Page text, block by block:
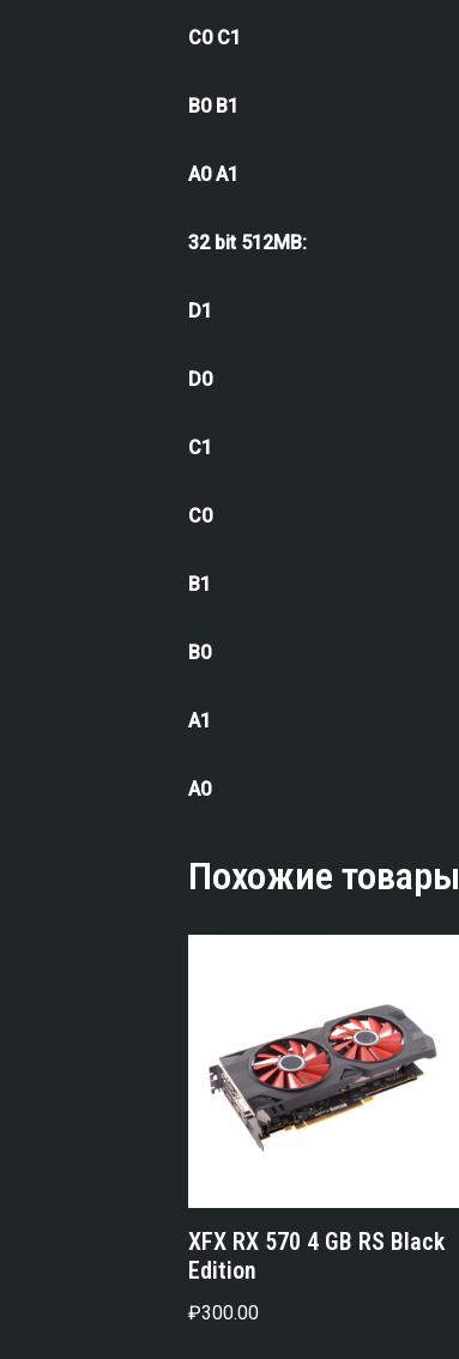
C0 C1
B0 B1
A0 A1
32 bit 512MB:
D1
D0
C1
C0
B1
B0
A1
A0
Похожие товары
XFX RX 570 4 GB RS Black
Edition
₽300.00